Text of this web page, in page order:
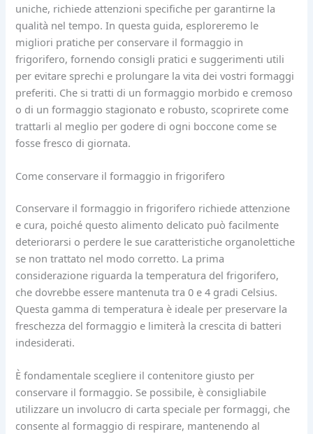
uniche, richiede attenzioni specifiche per garantirne la
qualità nel tempo. In questa guida, esploreremo le
migliori pratiche per conservare il formaggio in
frigorifero, fornendo consigli pratici e suggerimenti utili
per evitare sprechi e prolungare la vita dei vostri formaggi
preferiti. Che si tratti di un formaggio morbido e cremoso
o di un formaggio stagionato e robusto, scoprirete come
trattarli al meglio per godere di ogni boccone come se
fosse fresco di giornata.
Come conservare il formaggio in frigorifero
Conservare il formaggio in frigorifero richiede attenzione
e cura, poiché questo alimento delicato può facilmente
deteriorarsi o perdere le sue caratteristiche organolettiche
se non trattato nel modo corretto. La prima
considerazione riguarda la temperatura del frigorifero,
che dovrebbe essere mantenuta tra 0 e 4 gradi Celsius.
Questa gamma di temperatura è ideale per preservare la
freschezza del formaggio e limiterà la crescita di batteri
indesiderati.
È fondamentale scegliere il contenitore giusto per
conservare il formaggio. Se possibile, è consigliabile
utilizzare un involucro di carta speciale per formaggi, che
consente al formaggio di respirare, mantenendo al